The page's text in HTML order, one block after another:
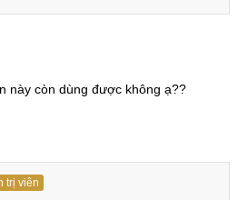
này còn dùng được không ạ??
trị viên